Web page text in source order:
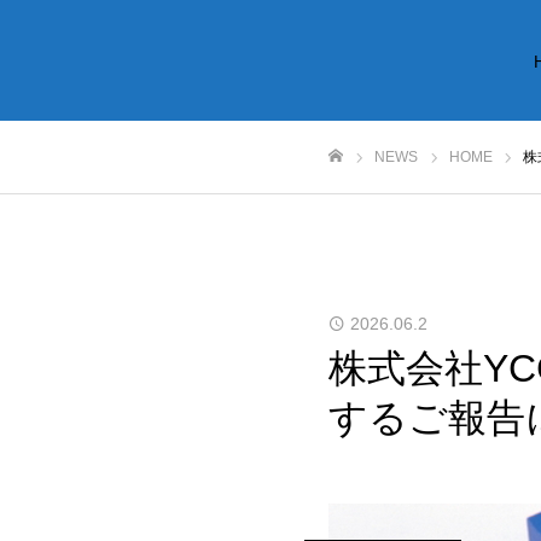
NEWS HOME 株
2026.06.2
株式会社
するご報告